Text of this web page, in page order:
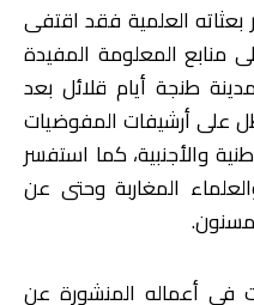
بعثاته العلمية فقد اقتفى
منابع المعلومة المفيدة
طنجة أيام قلائل بعد
على أرشيفات المفوضيات
والأجنبية، كما استفسر
المغاربة وحتى عن
في أعماله المنشورة عن